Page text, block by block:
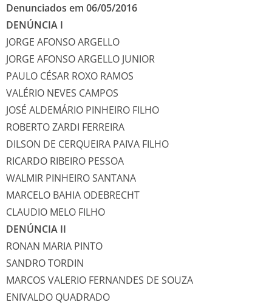
Denunciados em 06/05/2016
DENÚNCIA I
JORGE AFONSO ARGELLO
JORGE AFONSO ARGELLO JUNIOR
PAULO CÉSAR ROXO RAMOS
VALÉRIO NEVES CAMPOS
JOSÉ ALDEMÁRIO PINHEIRO FILHO
ROBERTO ZARDI FERREIRA
DILSON DE CERQUEIRA PAIVA FILHO
RICARDO RIBEIRO PESSOA
WALMIR PINHEIRO SANTANA
MARCELO BAHIA ODEBRECHT
CLAUDIO MELO FILHO
DENÚNCIA II
RONAN MARIA PINTO
SANDRO TORDIN
MARCOS VALERIO FERNANDES DE SOUZA
ENIVALDO QUADRADO